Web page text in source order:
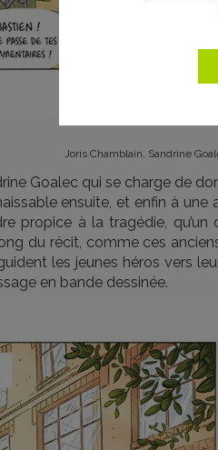
Joris Chamblain, Sandrine
Goalec qui se charge de
ensuite, et enfin à
propice à la tragédie,
du récit, comme ces
les jeunes héros vers
en bande dessinée.